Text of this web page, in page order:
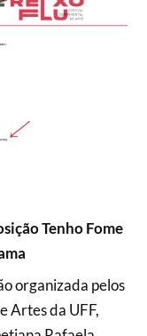
Tenho Fome
organizada pelos
Artes da UFF,